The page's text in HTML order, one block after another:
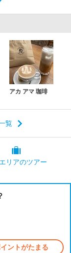
アカ アマ 珈琲
覧
リアのツアー
ントがたまる